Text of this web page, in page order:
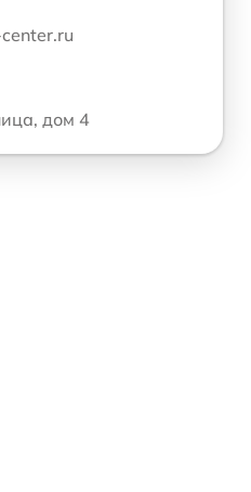
дом 4